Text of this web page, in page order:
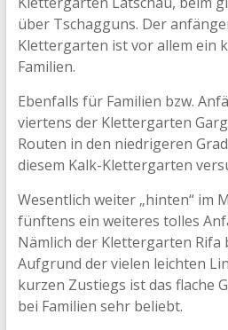
über Tschagguns. Der
Klettergarten ist vor allem ein
Familien.
Ebenfalls für Familien bzw.
viertens der Klettergarten
Routen in den niedrigeren
diesem Kalk-Klettergarten
Wesentlich weiter „hinten“ im
fünftens ein weiteres tolles
Nämlich der Klettergarten Rifa
Aufgrund der vielen leichten
kurzen Zustiegs ist das flache
bei Familien sehr beliebt.